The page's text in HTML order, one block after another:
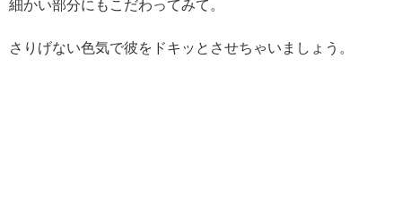
細かい部分にもこだわってみて。
さりげない色気で彼をドキッとさせちゃいましょう。